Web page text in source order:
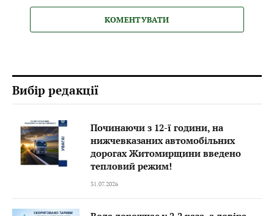
КОМЕНТУВАТИ
Вибір редакції
Починаючи з 12-ї години, на
нижчевказаних автомобільних
дорогах Житомирщини введено
тепловий режим!
31.07.2026